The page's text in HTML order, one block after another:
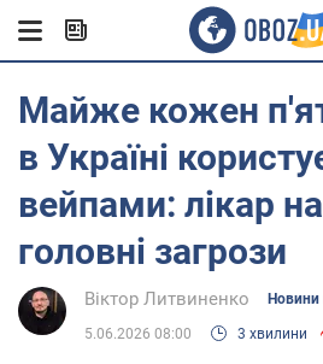
Майже кожен
в Україні
вейпами: лікар
головні загрози
Віктор Литвиненко
5.06.2026 08:00 3 хвилини